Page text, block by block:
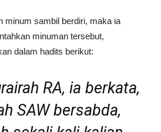
minum sambil berdiri, maka ia
minuman tersebut,
dalam hadits berikut:
RA, ia berkata,
SAW bersabda,